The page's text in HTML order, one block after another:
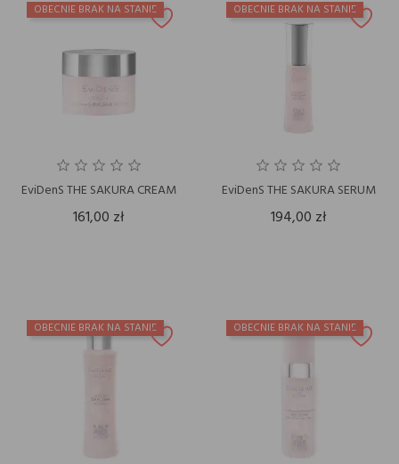
OBECNIE BRAK NA STANIE
EviDenS THE SAKURA CREAM
161,00 zł
OBECNIE BRAK NA STANIE
EviDenS THE SAKURA SERUM
194,00 zł
OBECNIE BRAK NA STANIE OBECNIE BRAK NA STANIE